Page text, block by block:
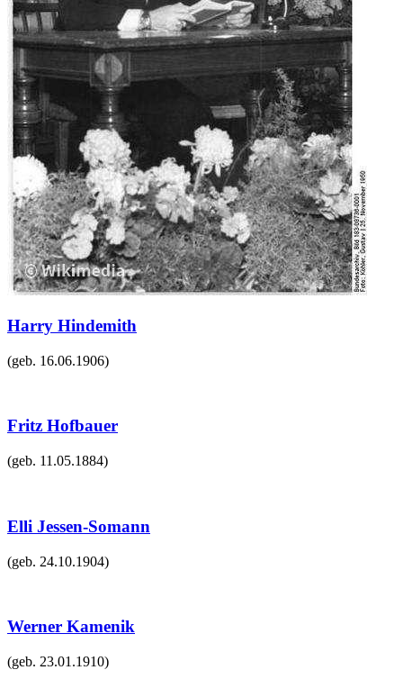
Harry Hindemith
(geb. 16.06.1906)
Fritz Hofbauer
(geb. 11.05.1884)
Elli Jessen-Somann
(geb. 24.10.1904)
Werner Kamenik
(geb. 23.01.1910)